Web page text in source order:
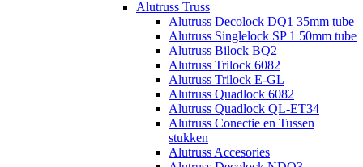
Alutruss Truss
Alutruss Decolock DQ1 35mm tube
Alutruss Singlelock SP 1 50mm tube
Alutruss Bilock BQ2
Alutruss Trilock 6082
Alutruss Trilock E-GL
Alutruss Quadlock 6082
Alutruss Quadlock QL-ET34
Alutruss Conectie en Tussen
stukken
Alutruss Accesories